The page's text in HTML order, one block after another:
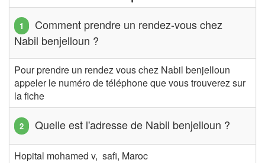
Comment prendre un rendez-vous chez
Nabil benjelloun ?
Pour prendre un rendez vous chez Nabil benjelloun
appeler le numéro de téléphone que vous trouverez sur
la fiche
Quelle est l'adresse de Nabil benjelloun ?
Hopital mohamed v, safi, Maroc